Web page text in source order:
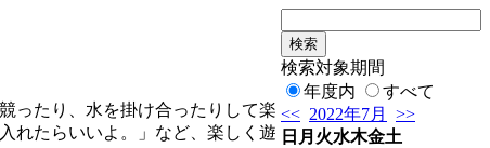
ったり、水を掛け合ったりして楽
れたらいいよ。」など、楽しく遊
検索対象期間
年度内
すべて
<< 2022年7月
>>
日 月 火水木金土